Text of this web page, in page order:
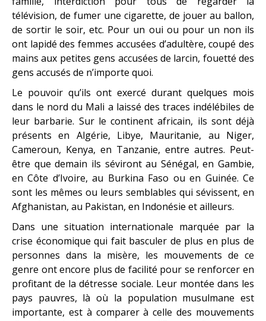
télévision, de fumer une cigarette, de jouer au ballon,
de sortir le soir, etc. Pour un oui ou pour un non ils
ont lapidé des femmes accusées d’adultère, coupé des
mains aux petites gens accusées de larcin, fouetté des
gens accusés de n’importe quoi.
Le pouvoir qu’ils ont exercé durant quelques mois
dans le nord du Mali a laissé des traces indélébiles de
leur barbarie. Sur le continent africain, ils sont déjà
présents en Algérie, Libye, Mauritanie, au Niger,
Cameroun, Kenya, en Tanzanie, entre autres. Peut-
être que demain ils séviront au Sénégal, en Gambie,
en Côte d’Ivoire, au Burkina Faso ou en Guinée. Ce
sont les mêmes ou leurs semblables qui sévissent, en
Afghanistan, au Pakistan, en Indonésie et ailleurs.
Dans une situation internationale marquée par la
crise économique qui fait basculer de plus en plus de
personnes dans la misère, les mouvements de ce
genre ont encore plus de facilité pour se renforcer en
profitant de la détresse sociale. Leur montée dans les
pays pauvres, là où la population musulmane est
importante, est à comparer à celle des mouvements